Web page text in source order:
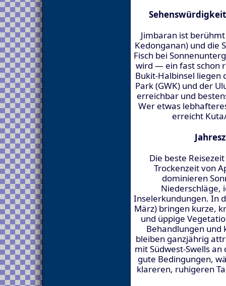
Jimbaran ist
Kedonganan) und die
Fisch bei
wird — ein fast schon
Bukit-Halbinsel liegen
Park (GWK) und der
erreichbar und
Wer etwas
erreicht
Die beste
Trockenzeit von
dominieren
Niederschläge,
Inselerkundungen. In
März) bringen kurze,
und üppige
Behandlungen und
bleiben ganzjährig
mit Südwest-Swells
gute Bedingungen,
klareren, ruhigeren